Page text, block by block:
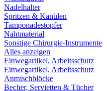
Nadelhalter
Spritzen & Kanülen
Tamponadestopfer
Nahtmaterial
Sonstige Chirurgie-Instrumente
Alles anzeigen
Einwegartikel, Arbeitsschutz
Einwegartikel, Arbeitsschutz
Anmischblöcke
Becher, Servietten & Tücher